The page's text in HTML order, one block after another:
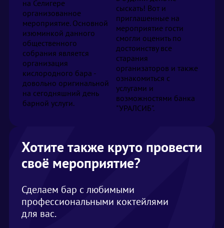
на Селигере
организованное
мероприятие. Основной
изюминкой данного
общественного
собрания является
организация
кислородного бара -
довольно оригинальной
на сегодняшний день
барной услуги.
сыскать! Вот и
приглашенные на
мероприятие гости
смогли оценить по
достоинству все
старания
организаторов и также
ознакомиться с
услугами и
возможностями банка
"УРАЛСИБ".
Хотите также круто провести
своё мероприятие?
Сделаем бар с любимыми
профессиональными коктейлями
для вас.